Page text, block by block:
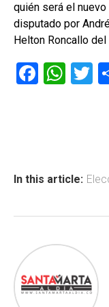
quién será el
disputado por
Helton Roncallo
F
ok
W
p
T
In this article: